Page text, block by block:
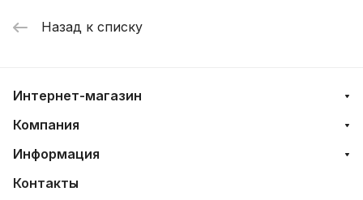
Назад к списку
Интернет-магазин
Компания
Информация
Контакты